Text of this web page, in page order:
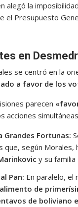
alegó la
el Presupuesto
en
se centró en la
a favor de los
parecen
acciones
Grandes Fortunas:
que, según
y su
Pan: En paralelo, el
de
de boliviano